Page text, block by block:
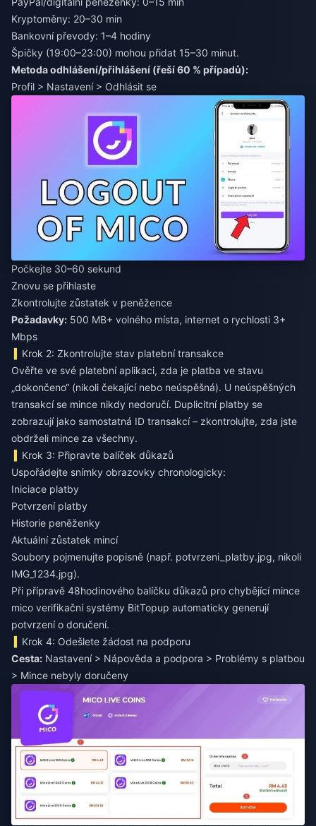
Kryptoměny: 20–30 min
Bankovní převody: 1–4 hodiny
Špičky (19:00–23:00) mohou přidat 15–30 minut.
Metoda odhlášení/přihlášení (řeší 60 % případů):
Profil > Nastavení > Odhlásit se
Počkejte 30–60 sekund
Znovu se přihlaste
Zkontrolujte zůstatek v peněžence
Požadavky: 500 MB+ volného místa, internet o rychlosti 3+
Mbps
Krok 2: Zkontrolujte stav platební transakce
Ověřte ve své platební aplikaci, zda je platba ve stavu
„dokončeno“ (nikoli čekající nebo neúspěšná). U neúspěšných
transakcí se mince nikdy nedoručí. Duplicitní platby se
zobrazují jako samostatná ID transakcí – zkontrolujte, zda jste
obdrželi mince za všechny.
Krok 3: Připravte balíček důkazů
Uspořádejte snímky obrazovky chronologicky:
Iniciace platby
Potvrzení platby
Historie peněženky
Aktuální zůstatek mincí
Soubory pojmenujte popisně (např. potvrzeni_platby.jpg, nikoli
IMG_1234.jpg).
Při přípravě 48hodinového balíčku důkazů pro chybějící mince
mico verifikační systémy BitTopup automaticky generují
potvrzení o doručení.
Krok 4: Odešlete žádost na podporu
Cesta: Nastavení > Nápověda a podpora > Problémy s platbou
> Mince nebyly doručeny